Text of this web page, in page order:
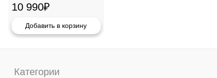
10 990₽
Добавить в корзину
Категории